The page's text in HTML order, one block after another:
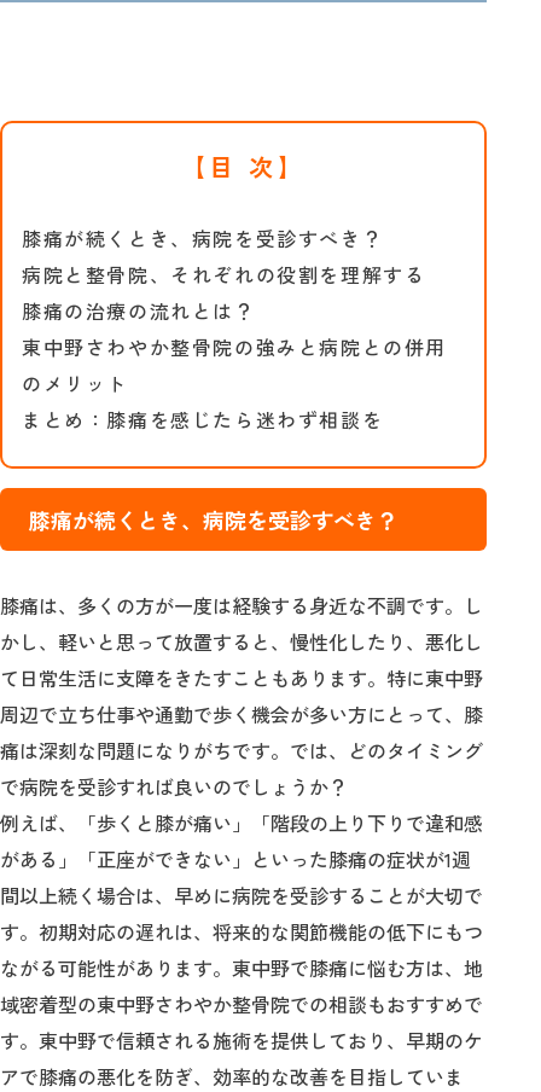
【目 次】
膝痛が続くとき、病院を受診すべき？
病院と整骨院、それぞれの役割を理解する
膝痛の治療の流れとは？
東中野さわやか整骨院の強みと病院との併用
のメリット
まとめ：膝痛を感じたら迷わず相談を
膝痛が続くとき、病院を受診すべき？
膝痛は、多くの方が一度は経験する身近な不調です。し
かし、軽いと思って放置すると、慢性化したり、悪化し
て日常生活に支障をきたすこともあります。特に東中野
周辺で立ち仕事や通勤で歩く機会が多い方にとって、膝
痛は深刻な問題になりがちです。では、どのタイミング
で病院を受診すれば良いのでしょうか？
例えば、「歩くと膝が痛い」「階段の上り下りで違和感
がある」「正座ができない」といった膝痛の症状が1週
間以上続く場合は、早めに病院を受診することが大切で
す。初期対応の遅れは、将来的な関節機能の低下にもつ
ながる可能性があります。東中野で膝痛に悩む方は、地
域密着型の東中野さわやか整骨院での相談もおすすめで
す。東中野で信頼される施術を提供しており、早期のケ
アで膝痛の悪化を防ぎ、効率的な改善を目指していま